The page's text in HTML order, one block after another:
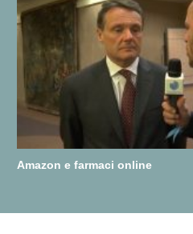
Amazon e farmaci online